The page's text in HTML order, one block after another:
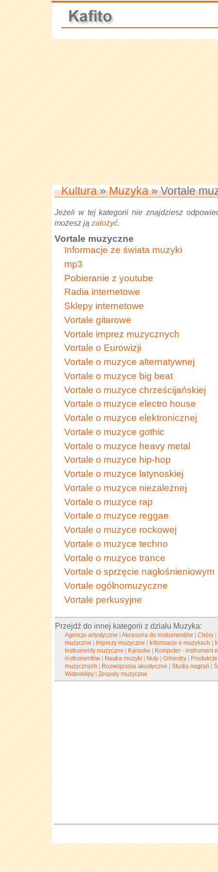
Kultura»Muzyka» Vortale
Jeżeli w tej kategorii nie znajdziesz
możesz ją założyć.
Vortale muzyczne
Informacje ze świata muzyki
mp3
Pobieranie z youtube
Radia internetowe
Sklepy internetowe
Vortale gitarowe
Vortale imprez muzycznych
Vortale o Eurowizji
Vortale o muzyce alternatywnej
Vortale o muzyce big beat
Vortale o muzyce chrześcijańskiej
Vortale o muzyce electro house
Vortale o muzyce elektronicznej
Vortale o muzyce gothic
Vortale o muzyce heavy metal
Vortale o muzyce hip-hop
Vortale o muzyce latynoskiej
Vortale o muzyce niezależnej
Vortale o muzyce rap
Vortale o muzyce reggae
Vortale o muzyce rockowej
Vortale o muzyce techno
Vortale o muzyce trance
Vortale o sprzęcie nagłośnieniowym
Vortale ogólnomuzyczne
Vortale perkusyjne
Przejdź do innej kategorii z działu Muzyka:
Agencje artystyczne |Akcesoria do instrumentów |Chóry |
muzyczne | Imprezy muzyczne | Informacje o muzykach |
Instrumenty muzyczne | Karaoke | Komputer - instrument
instrumentów | Nauka muzyki | Nuty |Orkiestry |
muzycznych | Rozwiązania akustyczne |Studia nagrań |
Wideoklipy |Zespoły muzyczne